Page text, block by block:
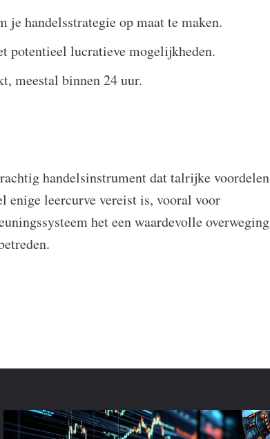
je handelsstrategie op maat te maken.
potentieel lucratieve mogelijkheden.
meestal binnen 24 uur.
handelsinstrument dat talrijke voordelen
enige leercurve vereist is, vooral voor
het een waardevolle overweging